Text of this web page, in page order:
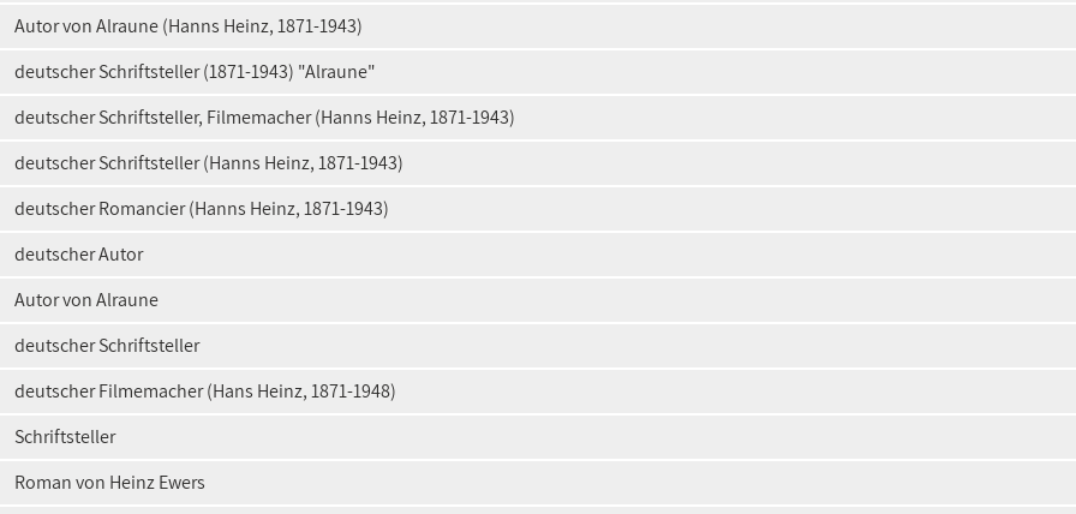
Autor von Alraune (Hanns Heinz, 1871-1943)
deutscher Schriftsteller (1871-1943) "Alraune"
deutscher Schriftsteller, Filmemacher (Hanns Heinz, 1871-1943)
deutscher Schriftsteller (Hanns Heinz, 1871-1943)
deutscher Romancier (Hanns Heinz, 1871-1943)
deutscher Autor
Autor von Alraune
deutscher Schriftsteller
deutscher Filmemacher (Hans Heinz, 1871-1948)
Schriftsteller
Roman von Heinz Ewers